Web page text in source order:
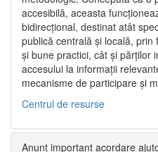
accesibilă, aceasta
bidirecțional, destinat atât
publică centrală și locală,
și bune practici, cât și părților
accesului la informații
mecanisme de participare și
Centrul de resurse
Anunț important acordare